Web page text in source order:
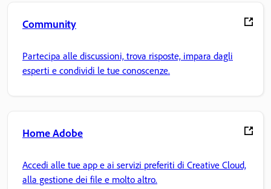
Community
Partecipa alle discussioni, trova risposte, impara dagli
esperti e condividi le tue conoscenze.
Home Adobe
Accedi alle tue app e ai servizi preferiti di Creative Cloud,
alla gestione dei file e molto altro.